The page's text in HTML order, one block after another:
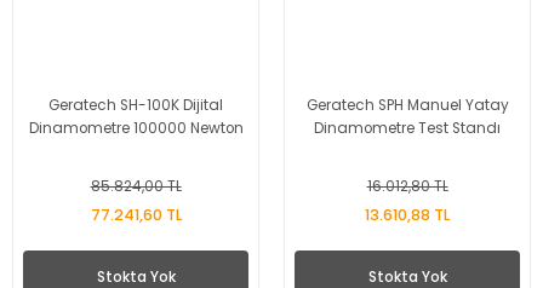
Geratech SH-100K Dijital
Dinamometre 100000 Newton
85.824,00 TL
77.241,60 TL
Stokta Yok
Geratech SPH Manuel Yatay
Dinamometre Test Standı
16.012,80 TL
13.610,88 TL
Stokta Yok